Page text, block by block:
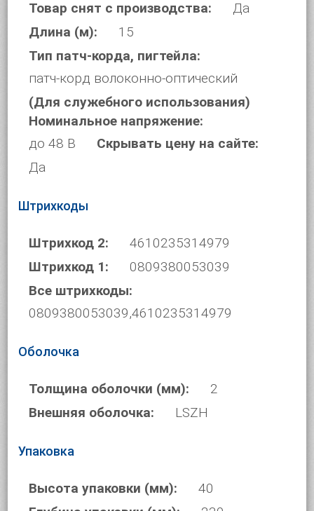
Товар снят с производства:
Да
Длина (м):
15
Тип патч-корда, пигтейла:
патч-корд волоконно-оптический
(Для служебного использования)
Номинальное напряжение:
до 48 В
Скрывать цену на сайте:
Да
Штрихкоды
Штрихкод 2:
4610235314979
Штрихкод 1:
0809380053039
Все штрихкоды:
0809380053039,4610235314979
Оболочка
Толщина оболочки (мм):
2
Внешняя оболочка:
LSZH
Упаковка
Высота упаковки (мм):
40